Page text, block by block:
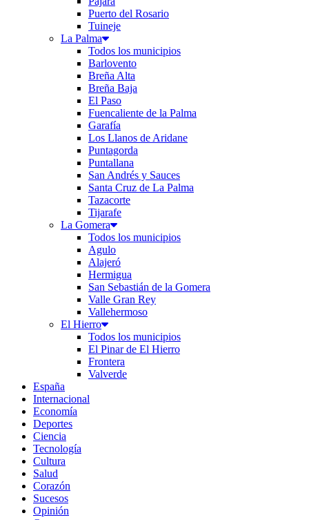
Puerto del Rosario
Tuineje
La Palma
Todos los municipios
Barlovento
Breña Alta
Breña Baja
El Paso
Fuencaliente de la Palma
Garafía
Los Llanos de Aridane
Puntagorda
Puntallana
San Andrés y Sauces
Santa Cruz de La Palma
Tazacorte
Tijarafe
La Gomera
Todos los municipios
Agulo
Alajeró
Hermigua
San Sebastián de la Gomera
Valle Gran Rey
Vallehermoso
El Hierro
Todos los municipios
El Pinar de El Hierro
Frontera
Valverde
España
Internacional
Economía
Deportes
Ciencia
Tecnología
Cultura
Salud
Corazón
Sucesos
Opinión